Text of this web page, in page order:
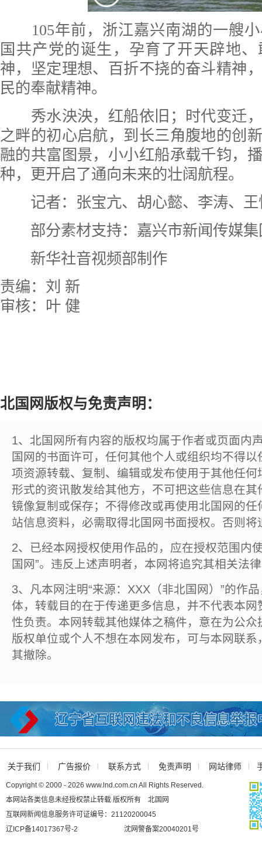
105年前，浙江嘉兴南湖的一艘小
国共产党的诞生，孕育了开天辟地
神，坚定理想、百折不挠的奋斗精神
民的奉献精神。
秀水泱泱，红船依旧；时代变迁，
之畔的初心启航，到长三角腹地的创
融的共富图景，小小红船承载千钧，
种，更开启了通向未来的壮阔航程。
记者：张宝亢、胡心懿、李涛、王
部分素材支持：嘉兴市新闻传媒集
新华社音视频部制作
责编：刘 新
审核：叶 健
北国网版权与免责声明：
1、北国网所有内容的版权均属于作者或页面内
国网的书面许可，任何其他个人或组织均不得
项资源转载、复制、编辑或发布使用于其他任
形式的资讯散发给其他方，不可把这些信息在
镜像复制或保存；不得修改或再使用北国网的
站信息资料，必需取得北国网书面授权。否则将
2、已经本网授权使用作品的，应在授权范围内
国网”。违反上述声明者，本网将追究其相关法
3、凡本网注明“来源：XXX（非北国网）”的作
体，转载目的在于传递更多信息，并不代表本
性负责。本网转载其他媒体之稿件，意在为公
版权单位或个人不想在本网发布，可与本网联
其撤除。
关于我们 广告报价 联系方式 免责声明 网站律师
Copyright © 2000 - 2026 www.lnd.com.cn All Rights Reserved.
本网站各类信息未经授权禁止转载 版权所有 北国网
互联网新闻信息服务许可证编号：21120200045
辽ICP备14017367号-2
沈网警备案20040201号